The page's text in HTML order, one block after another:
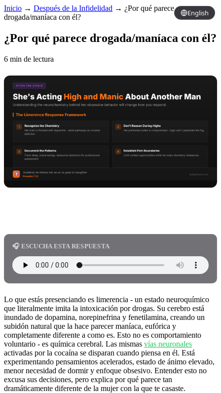
English
Inicio → Después de la Infidelidad → ¿Por qué parece
drogada/maníaca con él?
¿Por qué parece drogada/maníaca con él?
6 min de lectura
🎧 ESCUCHA ESTA RESPUESTA
Lo que estás presenciando es limerencia - un estado neuroquímico
que literalmente imita la intoxicación por drogas. Su cerebro está
inundado de dopamina, norepinefrina y fenetilamina, creando un
subidón natural que la hace parecer maníaca, eufórica y
completamente diferente a como es. Esto no es comportamiento
voluntario - es química cerebral. Las mismas vías neuronales
activadas por la cocaína se disparan cuando piensa en él. Está
experimentando pensamientos acelerados, estado de ánimo elevado,
menor necesidad de dormir y enfoque obsesivo. Entender esto no
excusa sus decisiones, pero explica por qué parece tan
dramáticamente diferente de la mujer con la que te casaste.